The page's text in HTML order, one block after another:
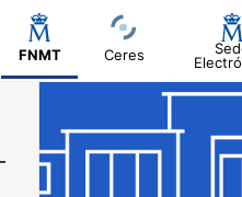
FNMT Ceres
Mostrar/Ocultar